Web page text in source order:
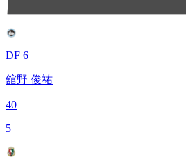
4
DF 6
舘野 俊祐
40
5